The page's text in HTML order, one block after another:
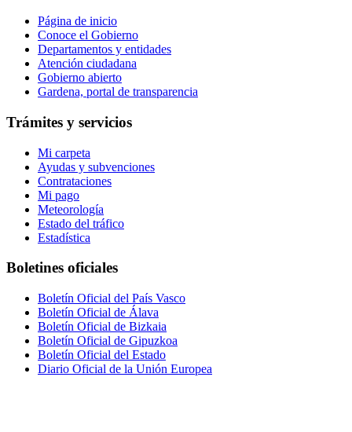
Página de inicio
Conoce el Gobierno
Departamentos y entidades
Atención ciudadana
Gobierno abierto
Gardena, portal de transparencia
Trámites y servicios
Mi carpeta
Ayudas y subvenciones
Contrataciones
Mi pago
Meteorología
Estado del tráfico
Estadística
Boletines oficiales
Boletín Oficial del País Vasco
Boletín Oficial de Álava
Boletín Oficial de Bizkaia
Boletín Oficial de Gipuzkoa
Boletín Oficial del Estado
Diario Oficial de la Unión Europea